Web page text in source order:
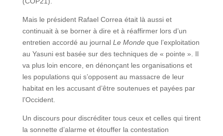
Mais le président Rafael Correa était là aussi et
continuait à se borner à dire et à réaffirmer lors d’un
entretien accordé au journal Le Mondeque l’exploitation
au Yasuni est basée sur des techniques de « pointe ». Il
va plus loin encore, en dénonçant les organisations et
les populations qui s’opposent au massacre de leur
habitat en les accusant d’être soutenues et payées par
l’Occident.
Un discours pour discréditer tous ceux et celles qui tirent
la sonnette d’alarme et étouffer la contestation